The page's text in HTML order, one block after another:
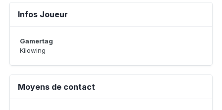
Infos Joueur
Gamertag
Kilowing
Moyens de contact